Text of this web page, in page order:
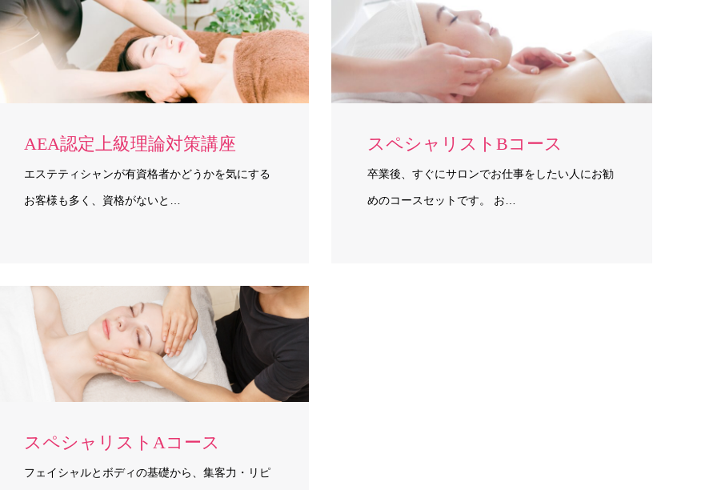
AEA認定上級理論対策講座
エステティシャンが有資格者かどうかを気にする
お客様も多く、資格がないと…
スペシャリストBコース
卒業後、すぐにサロンでお仕事をしたい人にお勧
めのコースセットです。 お…
スペシャリストAコース
フェイシャルとボディの基礎から、集客力・リピ